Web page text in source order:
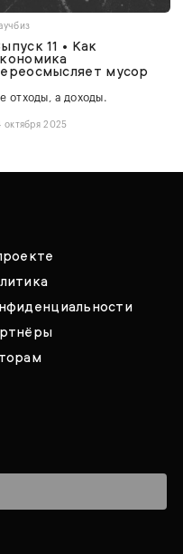
11 • Как
мусор
отходы, а доходы.
октября 2025